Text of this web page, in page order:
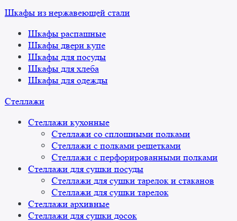
Шкафы из нержавеющей стали
Шкафы распашные
Шкафы двери купе
Шкафы для посуды
Шкафы для хлеба
Шкафы для одежды
Стеллажи
Стеллажи кухонные
Стеллажи со сплошными полками
Стеллажи с полками решетками
Стеллажи с перфорированными полками
Стеллажи для сушки посуды
Стеллажи для сушки тарелок и стаканов
Стеллажи для сушки тарелок
Стеллажи архивные
Стеллажи для сушки досок